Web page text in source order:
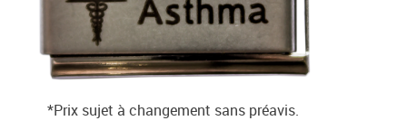
*Prix sujet à changement sans préavis.